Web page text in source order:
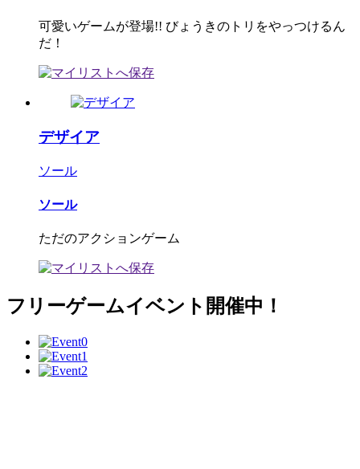
可愛いゲームが登場!! びょうきのトリをやっつけるん
だ！
デザイア
ソール
ソール
ただのアクションゲーム
フリーゲームイベント開催中！